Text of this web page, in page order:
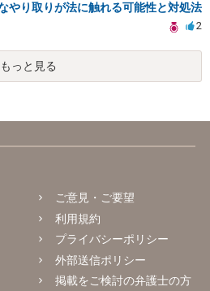
やり取りが法に触れる可能性と対処法
2
もっと見る
ご意見・ご要望
利用規約
プライバシーポリシー
外部送信ポリシー
掲載をご検討の弁護士の方